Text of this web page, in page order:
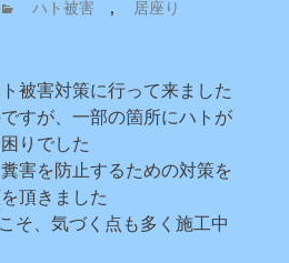
ハト被害 ,
居座り
被害対策に行って来ました
すが、一部の箇所にハトが
りでした
害を防止するための対策を
頂きました
そ、気づく点も多く施工中